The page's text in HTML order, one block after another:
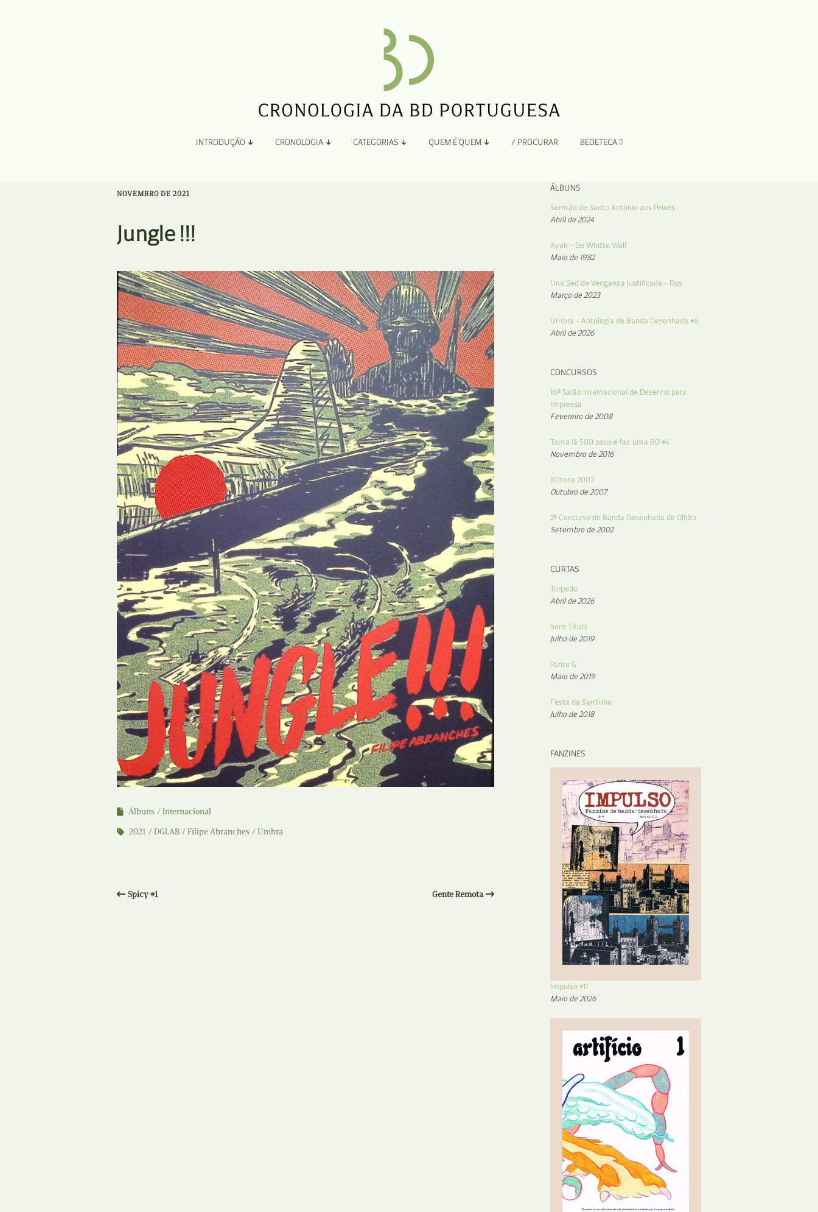
INTRODUÇÃO CRONOLOGIA CATEGORIAS
Bolsas
Colóquios
Concursos
Curtas
Edição Digital
Edição Portuguesa
Exposições e Eventos
Fanzines
Festivais e Salões
Formação
Internacional
Estudos
Óbitos
Para BD
Publicação Original
Prémios
Programas e Catálogos
QUEM É QUEM / PROCURAR BEDETECA
NOVEMBRO DE 2021
Jungle !!!
Álbuns
Internacional
2021
DGLAB Filipe Abranches Umbra
Spicy #1 Gente Remota
ÁLBUNS
Sermão de Santo António aos Peixes
Abril de 2024
Ayak – De Whitte Wolf
Maio de 1982
Una Sed de Venganza Justificada – Dos
Março de 2023
Umbra – Antologia de Banda Desenhada #6
Abril de 2026
CONCURSOS
16º Salão Internacional de Desenho para
Impressa
Fevereiro de 2008
Toma lá 500 paus e faz uma BD #4
Novembro de 2016
BDteca 2007
Outubro de 2007
2º Concurso de Banda Desenhada de Olhão
Setembro de 2002
CURTAS
Torpedo
Abril de 2026
Sem Título
Julho de 2019
Ponto G
Maio de 2019
Festa da Sardinha
Julho de 2018
FANZINES
Impulso #11
Maio de 2026